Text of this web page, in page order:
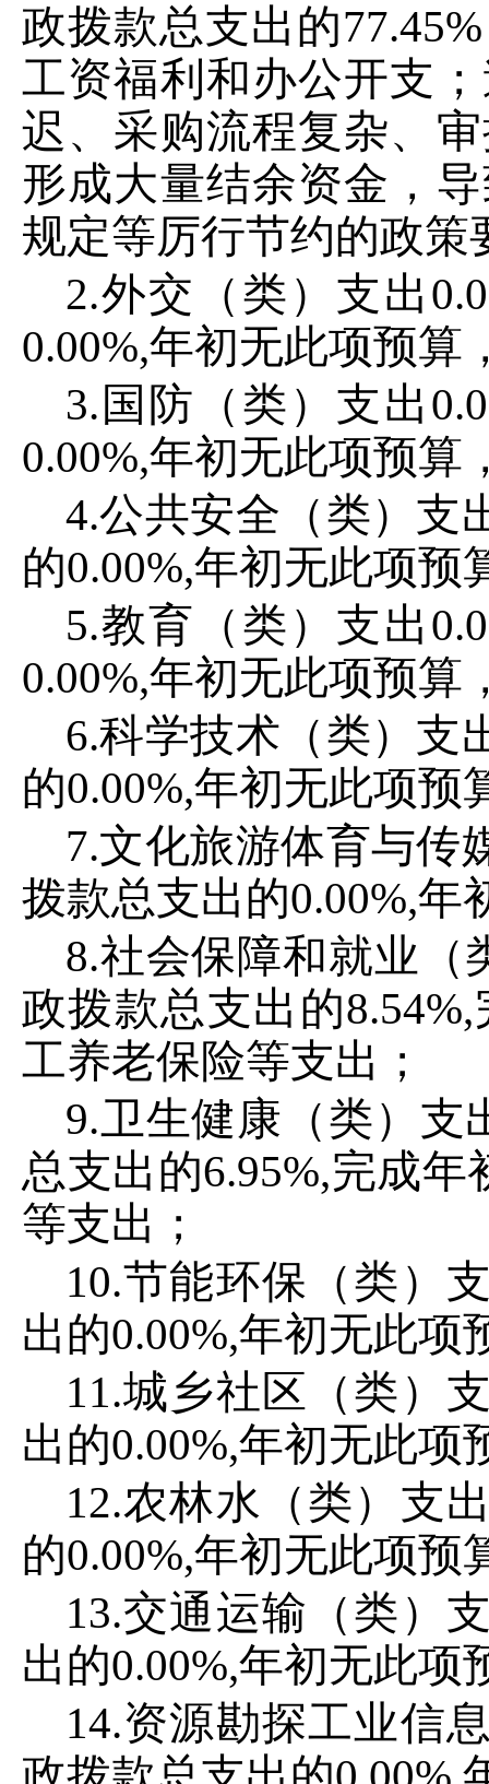
政拨款总支出的77.45%
工资福利和办公开支；
迟、采购流程复杂、
形成大量结余资金，
规定等厉行节约的政
2.外交（类）支出0.
0.00%,年初无此项预算
3.国防（类）支出0.
0.00%,年初无此项预算
4.公共安全（类）支
的0.00%,年初无此项预
5.教育（类）支出0.
0.00%,年初无此项预算
6.科学技术（类）支
的0.00%,年初无此项预
7.文化旅游体育与传
拨款总支出的0.00%,年
8.社会保障和就业（
政拨款总支出的8.54%,
工养老保险等支出；
9.卫生健康（类）支
总支出的6.95%,完成年
等支出；
10.节能环保（类）
出的0.00%,年初无此项
11.城乡社区（类）
出的0.00%,年初无此项
12.农林水（类）支
的0.00%,年初无此项预
13.交通运输（类）
出的0.00%,年初无此项
14.资源勘探工业信